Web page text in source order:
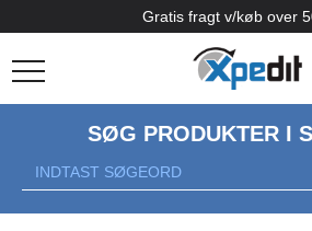
Gratis fragt v/køb over
SØG PRODUKTER I